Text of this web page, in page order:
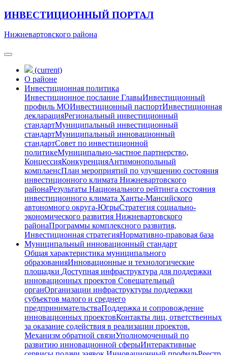
ИНВЕСТИЦИОННЫЙ ПОРТАЛ
Нижневартовского района
(current)
О районе
Инвестиционная политика
Инвестиционное послание ГлавыИнвестиционный
профиль МОИнвестиционный паспортИнвестиционная
декларацияРегиональный инвестиционный
стандартМуниципальный инвестиционный
стандартМуниципальный инновационный
стандартСовет по инвестиционной
политикеМуниципально-частное партнерство,
КонцессияКонкуренцияАнтимонопольный
комплаенсПлан мероприятий по улучшению состояния
инвестиционного климата Нижневартовского
районаРезультаты Национального рейтинга состояния
инвестиционного климата Ханты-Мансийского
автономного округа-ЮгрыСтратегия социально-
экономического развития Нижневартовского
районаПрограммы комплексного развития,
Инвестиционная стратегияНормативно-правовая база
Муниципальный инновационный стандарт
Общая характеристика муниципального
образованияИнновационные и технологические
площадки Доступная инфраструктура для поддержки
инновационных проектов Совещательный
органОрганизации инфраструктуры поддержки
субъектов малого и среднего
предпринимательстваПоддержка и сопровождение
инновационных проектовКонтакты лиц, ответственных
за оказание содействия в реализации проектов.
Механизм обратной связиУполномоченный по
развитию инновационной сферыИнтерактивные